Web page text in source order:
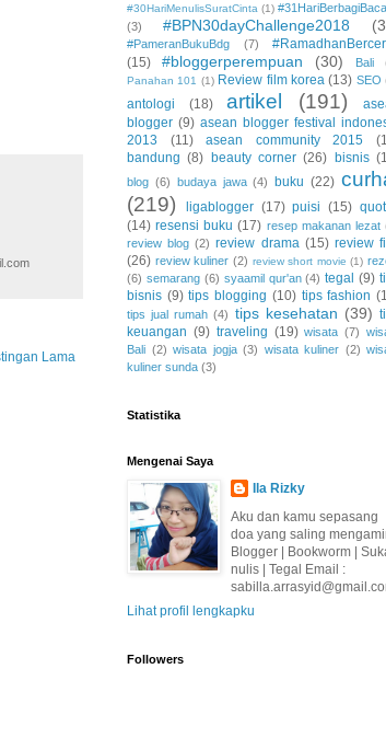
Lama
#30HariMenulisSuratCinta (1)
(3)
#BPN30dayChallenge2018
#PameranBukuBdg (7)
(15)
#bloggerperempuan (30) Bali
Panahan 101 (1) Review film korea (13) SEO
antologi (18) artikel (191)
blogger (9) asean blogger festival
2013
(11) asean community 2015
bandung (8) beauty corner (26) bisnis
blog (6) budaya jawa (4) buku (22)
(219)
ligablogger (17) puisi (15)
(14) resensi buku (17) resep makanan lezat
review blog (2) review drama (15) review
(26) review kuliner (2) review short movie (1)
(6) semarang (6) syaamil qur'an (4) tegal (9)
bisnis (9) tips blogging (10) tips fashion
tips jual rumah (4) tips kesehatan (39)
keuangan (9) traveling (19) wisata (7)
Bali (2) wisata jogja (3) wisata kuliner (2)
kuliner sunda (3)
Statistika
Mengenai Saya
Ila Rizky
Aku dan kamu sepasang
doa yang saling
Blogger | Bookworm |
nulis | Tegal Email :
Lihat profil lengkapku
Followers